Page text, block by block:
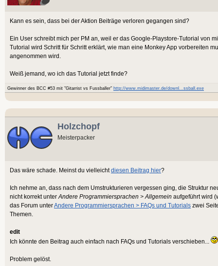
Kann es sein, dass bei der Aktion Beiträge verloren gegangen sind?
Ein User schreibt mich per PM an, weil er das Google-Playstore-Tutorial von
Tutorial wird Schritt für Schritt erklärt, wie man eine Monkey App vorbereiten
angenommen wird.
Weiß jemand, wo ich das Tutorial jetzt finde?
Gewinner des BCC #53 mit "Gitarrist vs Fussballer" http://www.midimaster.de/downl...ssball.exe
Holzchopf
Meisterpacker
Das wäre schade. Meinst du vielleichtdiesen Beitrag hier?
Ich nehme an, dass nach dem Umstrukturieren vergessen ging, die Struktur
nicht korrekt unter Andere Programmiersprachen > Allgemein aufgeführt wird
das Forum unterAndere Programmiersprachen > FAQs und Tutorials zwei
Themen.
edit
Ich könnte den Beitrag auch einfach nach FAQs und Tutorials verschieben...
Problem gelöst.